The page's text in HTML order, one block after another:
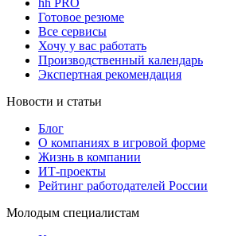
Готовое резюме
Все сервисы
Хочу у вас работать
Производственный календарь
Экспертная рекомендация
Новости и статьи
Блог
О компаниях в игровой форме
Жизнь в компании
ИТ-проекты
Рейтинг работодателей России
Молодым специалистам